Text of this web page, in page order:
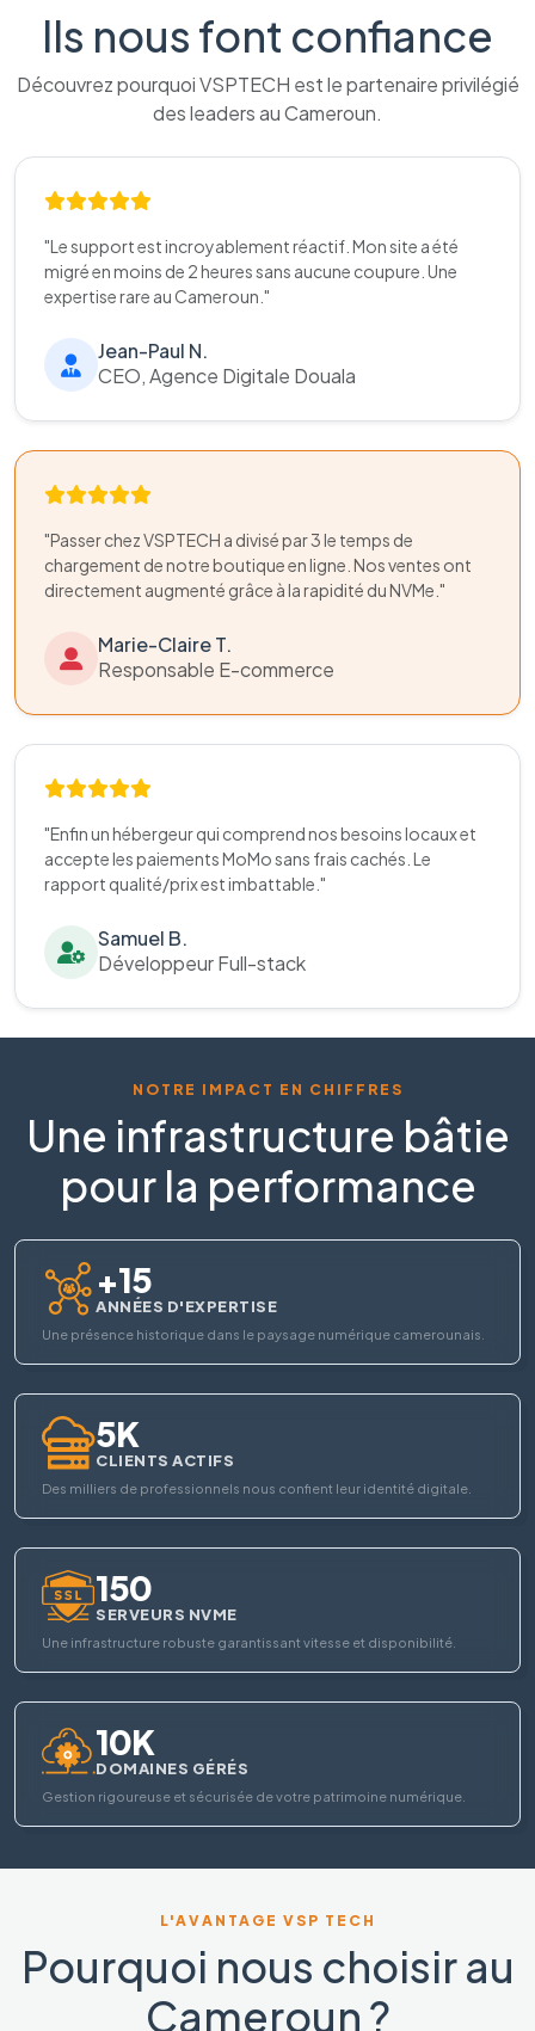
Ils nous font confiance
Découvrez pourquoi VSPTECH est le partenaire privilégié
des leaders au Cameroun.
"Le support est incroyablement réactif. Mon site a été
migré en moins de 2 heures sans aucune coupure. Une
expertise rare au Cameroun."
Jean-Paul N.
CEO, Agence Digitale Douala
"Passer chez VSPTECH a divisé par 3 le temps de
chargement de notre boutique en ligne. Nos ventes ont
directement augmenté grâce à la rapidité du NVMe."
Marie-Claire T.
Responsable E-commerce
"Enfin un hébergeur qui comprend nos besoins locaux et
accepte les paiements MoMo sans frais cachés. Le
rapport qualité/prix est imbattable."
Samuel B.
Développeur Full-stack
NOTRE IMPACT EN CHIFFRES
Une infrastructure bâtie
pour la performance
+15
ANNÉES D'EXPERTISE
Une présence historique dans le paysage numérique camerounais.
5K
CLIENTS ACTIFS
Des milliers de professionnels nous confient leur identité digitale.
150
SERVEURS NVME
Une infrastructure robuste garantissant vitesse et disponibilité.
10K
DOMAINES GÉRÉS
Gestion rigoureuse et sécurisée de votre patrimoine numérique.
L'AVANTAGE VSP TECH
Pourquoi nous choisir au
Cameroun ?